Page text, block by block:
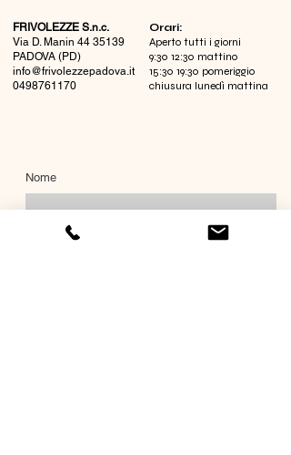
FRIVOLEZZE S.n.c.
Via D. Manin 44 35139
PADOVA (PD)
info@frivolezzepadova.it
0498761170
​Orari:
Aperto tutti i giorni
9:30 12:30 mattino
15:30 19:30 pomeriggio
chiusura lunedì mattina
Nome
Cognome